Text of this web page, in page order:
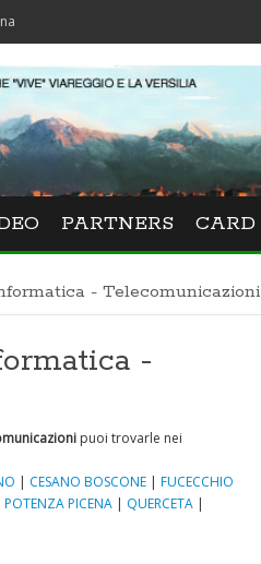
PARTNERS CARD
- Telecomunicazioni
-
puoi trovarle nei
| CESANO BOSCONE | FUCECCHIO
POTENZA PICENA | QUERCETA |